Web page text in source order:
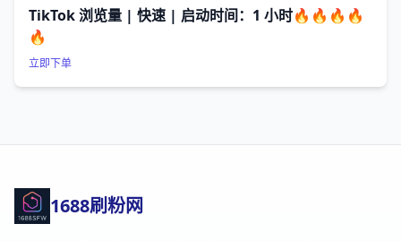
TikTok 浏览量 | 快速 | 启动时间：1 小时🔥🔥🔥🔥
🔥
立即下单
1688刷粉网